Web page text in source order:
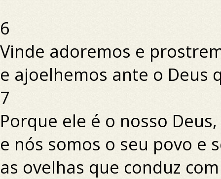
6
Vinde adoremos e
e ajoelhemos ante o Deus
7
Porque ele é o nosso
e nós somos o seu povo e
as ovelhas que conduz